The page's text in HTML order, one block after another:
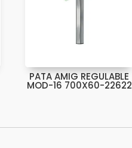
PATA AMIG REGULABLE
MOD-16 700X60-22622